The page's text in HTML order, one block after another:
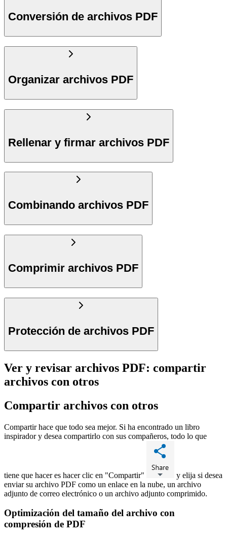
Conversión de archivos PDF
Organizar archivos PDF
Rellenar y firmar archivos PDF
Combinando archivos PDF
Comprimir archivos PDF
Protección de archivos PDF
Ver y revisar archivos PDF: compartir
archivos con otros
Compartir archivos con otros
Compartir hace que todo sea mejor. Si ha encontrado un libro
inspirador y desea compartirlo con sus compañeros, todo lo que
tiene que hacer es hacer clic en "Compartir"
y elija si desea
enviar su archivo PDF como un enlace en la nube, un archivo
adjunto de correo electrónico o un archivo adjunto comprimido.
Optimización del tamaño del archivo con
compresión de PDF